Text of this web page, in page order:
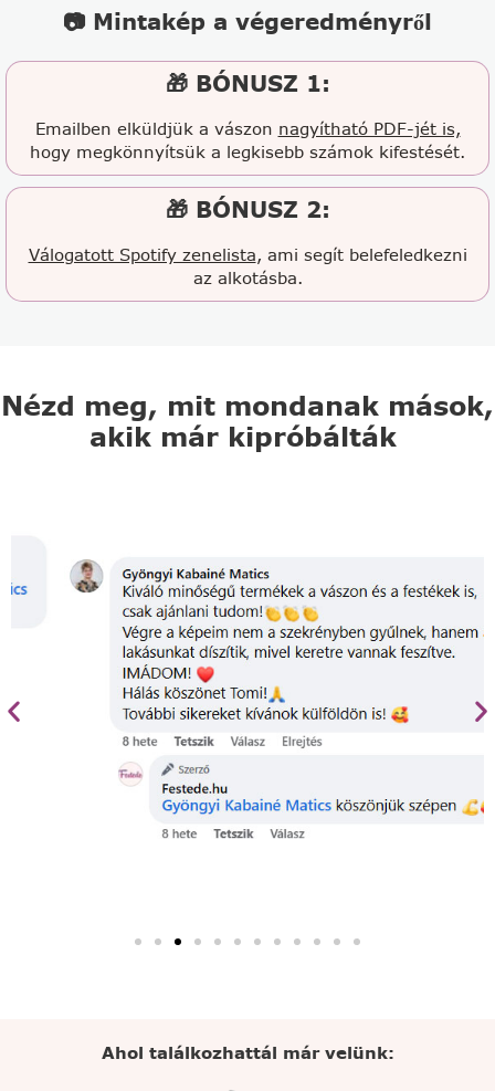
📷 Mintakép a végeredményről
🎁 BÓNUSZ 1:
Emailben elküldjük a vászon nagyítható PDF-jét is,
hogy megkönnyítsük a legkisebb számok kifestését.
🎁 BÓNUSZ 2:
Válogatott Spotify zenelista, ami segít belefeledkezni
az alkotásba.
Nézd meg, mit mondanak mások,
akik már kipróbálták
Ahol találkozhattál már velünk: